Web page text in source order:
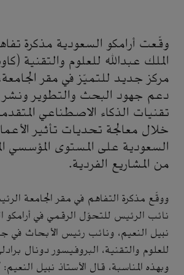
وقّعت أرامكو السعودية مذكرة
الملك عبدالله للعلوم والتقنية
مركز جديد للتميّز في مقر
دعم جهود البحث والتطوير
تقنيات الذكاء الاصطناعي
خلال معالجة تحديات تأثير
السعودية على المستوى المؤسسي
من المشاريع الفردية.
ووقّع مذكرة التفاهم في مقر الجامعة
نائب الرئيس للتحوّل الرقمي في أرامكو
نبيل النعيم، ونائب رئيس الأبحاث في
للعلوم والتقنية، البروفيسور دونال
وبهذه المناسبة، قال الأستاذ نبيل